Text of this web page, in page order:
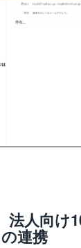
法人向け
連携